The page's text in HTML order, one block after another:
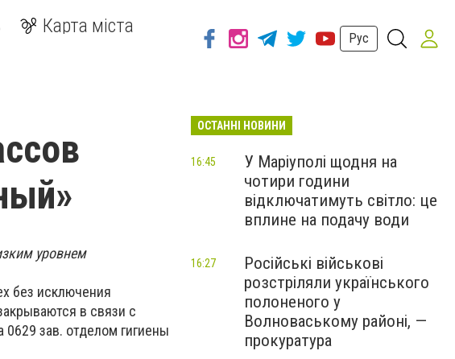
Карта міста
Рус
уровнем
без исключения
в связи с
зав. отделом гигиены
ОСТАННІ НОВИНИ
У Маріуполі щодня на
чотири години
відключатимуть світло: це
вплине на подачу води
16:45
Російські військові
розстріляли українського
полоненого у
Волноваському районі, —
прокуратура
16:27